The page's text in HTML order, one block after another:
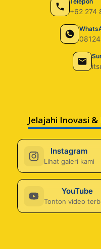
+62 274
Jelajahi Inovasi
Instagram
Lihat galeri kami
YouTube
Tonton video